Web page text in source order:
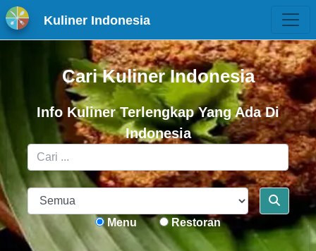
Kuliner Indonesia
Cari Kuliner Indonesia
Info Kuliner Terlengkap Yang Ada Di
Indonesia
Menu Restoran